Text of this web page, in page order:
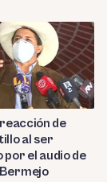
de
al ser
por el audio de